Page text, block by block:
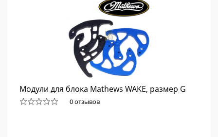
Модули для блока Mathews WAKE, размер G
0 отзывов